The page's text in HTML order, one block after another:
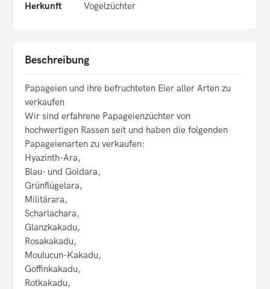
Herkunft
Vogelzüchter
Beschreibung
Papageien und ihre befruchteten Eier aller Arten zu
verkaufen
Wir sind erfahrene Papageienzüchter von
hochwertigen Rassen seit und haben die folgenden
Papageienarten zu verkaufen:
Hyazinth-Ara,
Blau- und Goldara,
Grünflügelara,
Militärara,
Scharlachara,
Glanzkakadu,
Rosakakadu,
Moulucun-Kakadu,
Goffinkakadu,
Rotkakadu,